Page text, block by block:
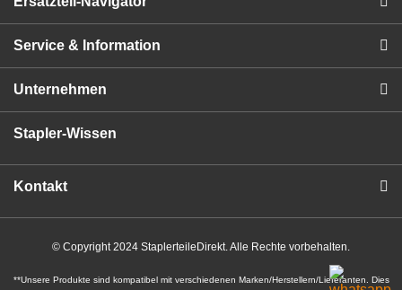
Service & Information
Unternehmen
Stapler-Wissen
Kontakt
© Copyright 2024 StaplerteileDirekt. Alle Rechte vorbehalten.
**Unsere Produkte sind kompatibel mit verschiedenen Marken/Herstellern/Lieferanten. Dies